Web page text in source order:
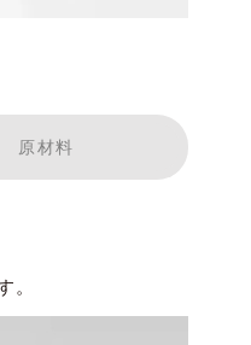
原材料
。